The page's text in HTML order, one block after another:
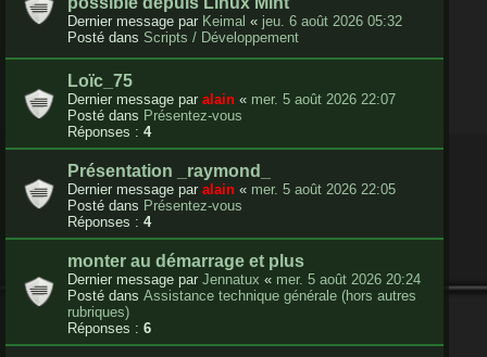
Dernier message par Keimal « jeu. 6 août 2026 05:32
Posté dans Scripts / Développement
Loïc_75
Dernier message par alain « mer. 5 août 2026 22:07
Posté dans Présentez-vous
Réponses : 4
Présentation _raymond_
Dernier message par alain « mer. 5 août 2026 22:05
Posté dans Présentez-vous
Réponses : 4
monter au démarrage et plus
Dernier message par Jennatux « mer. 5 août 2026 20:24
Posté dans Assistance technique générale (hors autres
rubriques)
Réponses : 6